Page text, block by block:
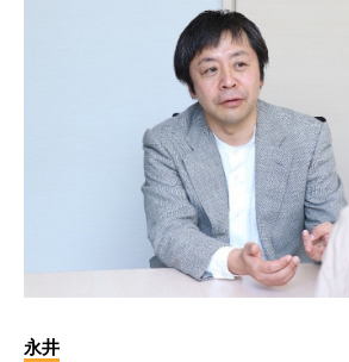
永井